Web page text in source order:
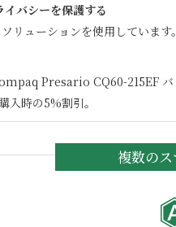
バシーを保護する
リューションを使用していま
Presario CQ60-215EF
入時の5%割引。
複数の